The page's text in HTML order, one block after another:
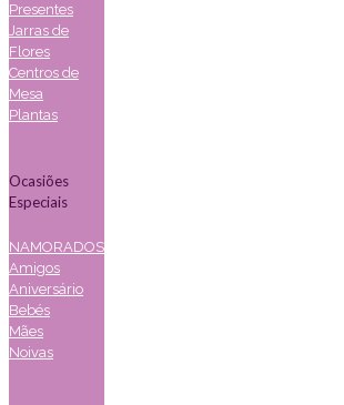
Presentes
Jarras de
Flores
Centros de
Mesa
Plantas
Ocasiões
Especiais
NAMORADOS
Amigos
Aniversário
Bebés
Mães
Noivas